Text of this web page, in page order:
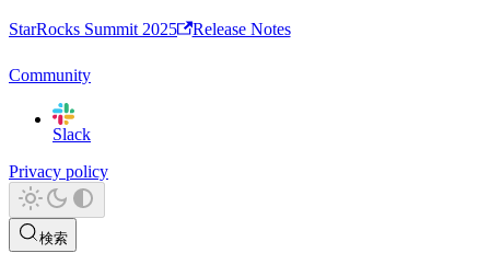
StarRocks Summit 2025 Release Notes
Community
Slack
Privacy policy
検索